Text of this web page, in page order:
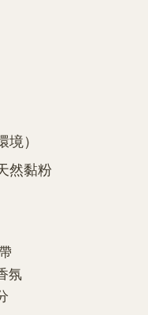
）
然黏粉
氛